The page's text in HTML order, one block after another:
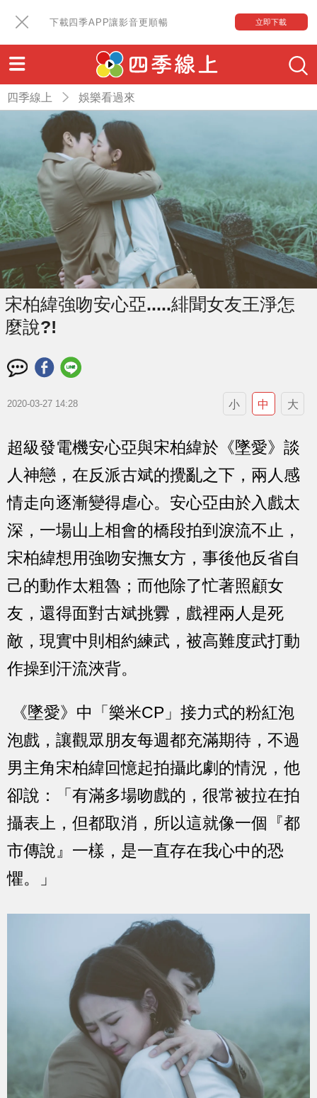
下載四季APP讓影音更順暢 立即下載
四季線上 娛樂看過來
宋柏緯強吻安心亞.....緋聞女友王淨怎
麼說?!
2020-03-27 14:28 小 中 大
超級發電機安心亞與宋柏緯於《墜愛》談
人神戀，在反派古斌的攪亂之下，兩人感
情走向逐漸變得虐心。安心亞由於入戲太
深，一場山上相會的橋段拍到淚流不止，
宋柏緯想用強吻安撫女方，事後他反省自
己的動作太粗魯；而他除了忙著照顧女
友，還得面對古斌挑釁，戲裡兩人是死
敵，現實中則相約練武，被高難度武打動
作操到汗流浹背。
《墜愛》中「樂米CP」接力式的粉紅泡
泡戲，讓觀眾朋友每週都充滿期待，不過
男主角宋柏緯回憶起拍攝此劇的情況，他
卻說：「有滿多場吻戲的，很常被拉在拍
攝表上，但都取消，所以這就像一個『都
市傳說』一樣，是一直存在我心中的恐
懼。」